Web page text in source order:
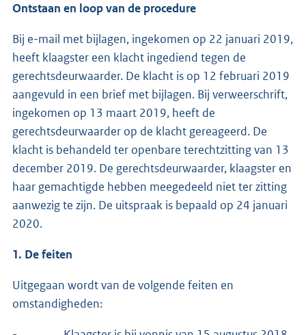
Ontstaan en loop van de procedure
Bij e-mail met bijlagen, ingekomen op 22 januari 2019,
heeft klaagster een klacht ingediend tegen de
gerechtsdeurwaarder. De klacht is op 12 februari 2019
aangevuld in een brief met bijlagen. Bij verweerschrift,
ingekomen op 13 maart 2019, heeft de
gerechtsdeurwaarder op de klacht gereageerd. De
klacht is behandeld ter openbare terechtzitting van 13
december 2019. De gerechtsdeurwaarder, klaagster en
haar gemachtigde hebben meegedeeld niet ter zitting
aanwezig te zijn. De uitspraak is bepaald op 24 januari
2020.
1. De feiten
Uitgegaan wordt van de volgende feiten en
omstandigheden: